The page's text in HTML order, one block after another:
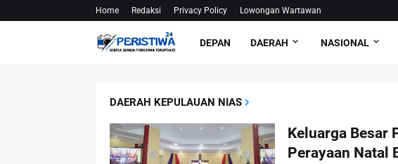
Home Redaksi Privacy Policy Lowongan Wartawan
DEPAN DAERAH NASIONAL
DAERAH KEPULAUAN NIAS
Keluarga Besar
Perayaan Natal